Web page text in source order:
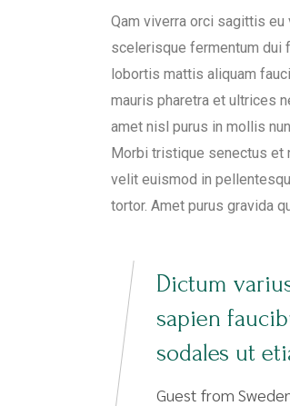
Qam viverra orci sagittis
scelerisque fermentum dui
lobortis mattis aliquam
mauris pharetra et ultrices
amet nisl purus in mollis
Morbi tristique senectus et
velit euismod in
tortor. Amet purus gravida
Dictum
sapien
sodales ut
Guest from